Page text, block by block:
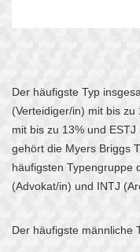
Der häufigste Typ
(Verteidiger/in) mit bis
mit bis zu 13% und
gehört die Myers Briggs
häufigsten Typengruppe
(Advokat/in) und INTJ
Der häufigste männliche